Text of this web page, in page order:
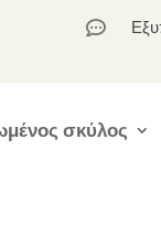

σκύλος